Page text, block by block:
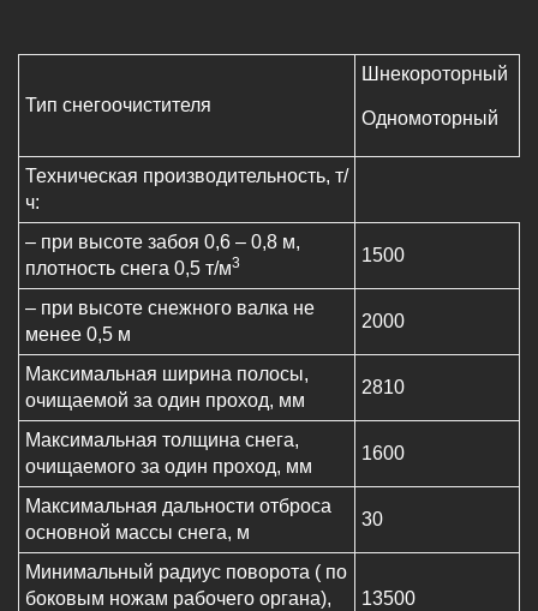
Тип снегоочистителя
Шнекороторный
Одномоторный
Техническая производительность, т/
ч:
– при высоте забоя 0,6 – 0,8 м,
плотность снега 0,5 т/м3 1500
– при высоте снежного валка не
менее 0,5 м
2000
Максимальная ширина полосы,
очищаемой за один проход, мм
2810
Максимальная толщина снега,
очищаемого за один проход, мм
1600
Максимальная дальности отброса
основной массы снега, м
30
Минимальный радиус поворота ( по
боковым ножам рабочего органа),
13500